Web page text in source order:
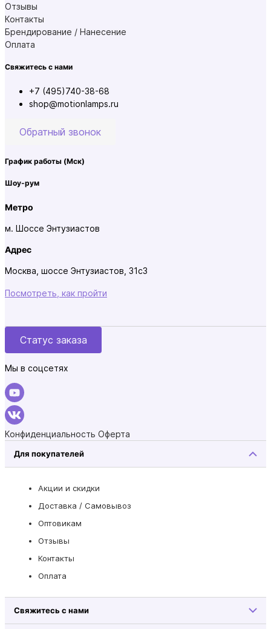
Отзывы
Контакты
Брендирование / Нанесение
Оплата
Свяжитесь с нами
+7 (495)740-38-68
shop@motionlamps.ru
Обратный звонок
График работы (Мск)
Шоу-рум
Метро
м. Шоссе Энтузиастов
Адрес
Москва, шоссе Энтузиастов, 31с3
Посмотреть, как пройти
Статус заказа
Мы в соцсетях
Конфиденциальность Оферта
Для покупателей
Акции и скидки
Доставка / Самовывоз
Оптовикам
Отзывы
Контакты
Оплата
Свяжитесь с нами